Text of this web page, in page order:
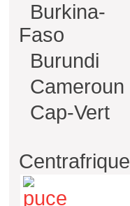
Burkina-
Faso
Burundi
Cameroun
Cap-Vert
Centrafrique